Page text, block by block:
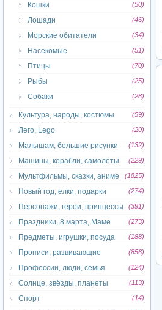
Кошки (50)
Лошади (46)
Морские обитатели (34)
Насекомые (51)
Птицы (70)
Рыбы (25)
Собаки (28)
Культура, народы, костюмы (59)
Лего, Lego (20)
Малышам, большие рисунки (132)
Машины, корабли, самолёты (229)
Мультфильмы, сказки, аниме (1825)
Новый год, елки, подарки (274)
Персонажи, герои, принцессы (391)
Праздники, 8 марта, Маме (273)
Предметы, игрушки, посуда (188)
Прописи, развивающие (856)
Профессии, люди, семья (124)
Солнце, звёзды, планеты (113)
Спорт (14)